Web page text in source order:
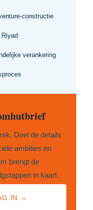
constructie
verankering
Deel de details
ambities en
brengt de
in kaart.
IN →